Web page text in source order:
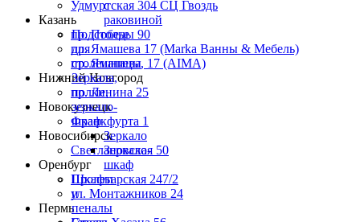
с
раковиной
Подстолье
для
столешницы
Зеркала,
полки,
зеркало-
шкаф
Зеркало
Зеркало-
шкаф
Шкафы
и
пеналы
Удмуртская 304 СЦ Гвоздь
Казань
пр. Победы 90
пр. Ямашева 17 (Marka Ванны & Мебель)
пр. Ямашева, 17 (AIMA)
Нижний Новгород
пр. Ленина 25
Новокузнецк
Франкфурта 1
Новосибирск
Светлановская 50
Оренбург
Пролетарская 247/2
ул. Монтажников 24
Пермь